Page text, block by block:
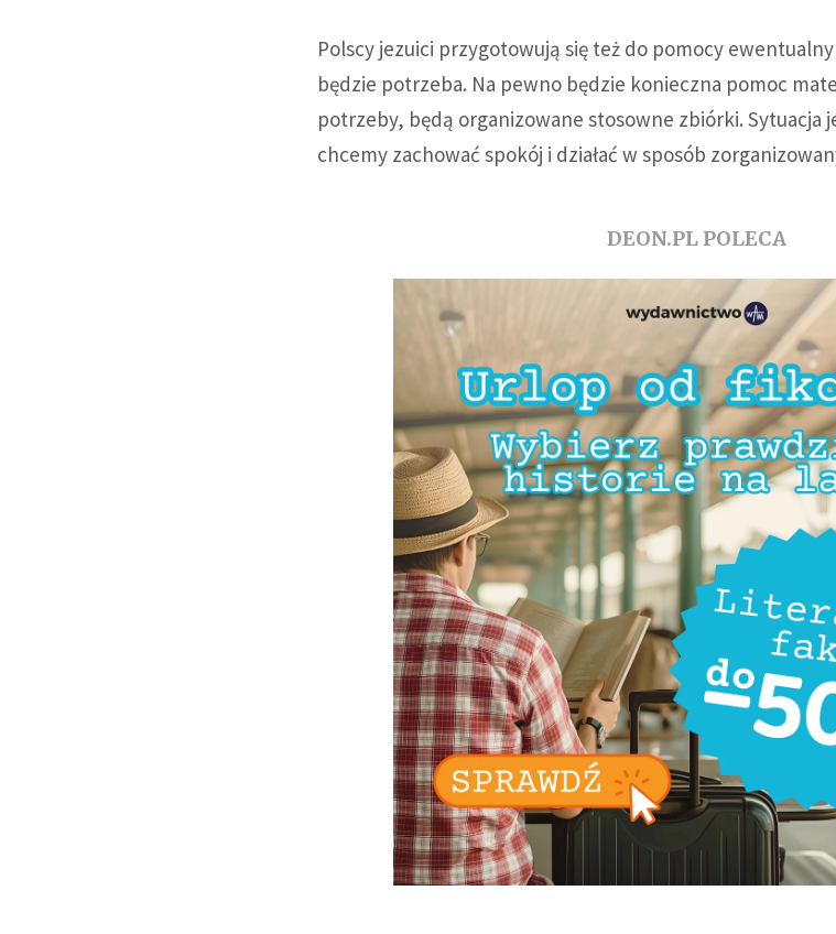
Polscy jezuici przygotowują się też do pomocy
będzie potrzeba. Na pewno będzie konieczna pomoc
potrzeby, będą organizowane stosowne zbiórki. Sytuacja
chcemy zachować spokój i działać w sposób
DEON.PL POLECA